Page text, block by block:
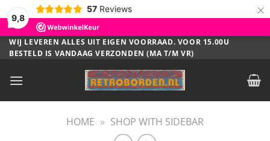
9,8
57 Reviews ×
Ga
naar
WIJ LEVEREN ALLES UIT EIGEN VOORRAAD. VOOR 15.00U
BESTELD IS VANDAAG VERZONDEN (MA T/M VR)
HOME » SHOP WITH SIDEBAR